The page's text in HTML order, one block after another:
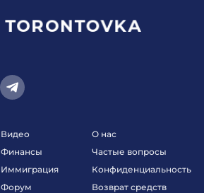
Видео
Финансы
Иммиграция
Форум
О нас
Частые вопросы
Конфиденциальность
Возврат средств